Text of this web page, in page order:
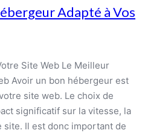
Adapté à Vos
Site Web Le Meilleur
Avoir un bon hébergeur est
site web. Le choix de
significatif sur la vitesse, la
Il est donc important de